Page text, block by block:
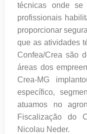
técnicas onde
profissionais
proporcionar
que as atividades
Confea/Crea são
áreas dos
Crea-MG
específico,
atuamos no
Fiscalização do
Nicolau Neder.